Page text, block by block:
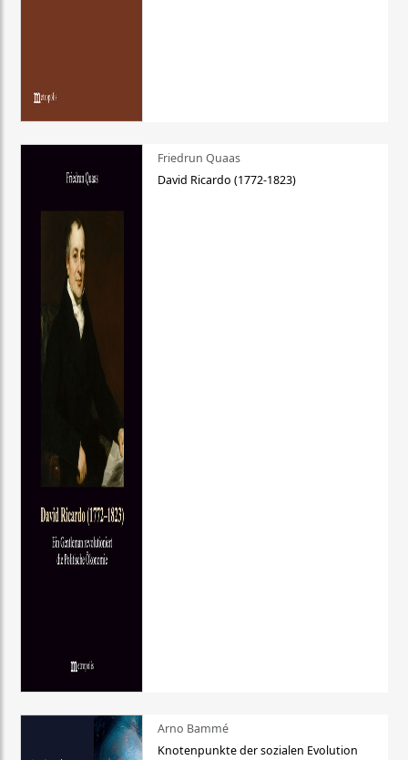
Friedrun Quaas
David Ricardo (1772-1823)
Arno Bammé
Knotenpunkte der sozialen Evolution